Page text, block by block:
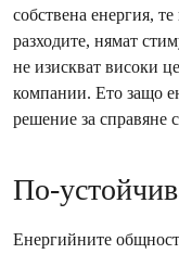
собствена енергия,
разходите, нямат
не изискват високи
компании. Ето защо
решение за справяне
По-
Енергийните